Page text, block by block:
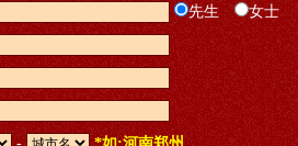
先生 女士